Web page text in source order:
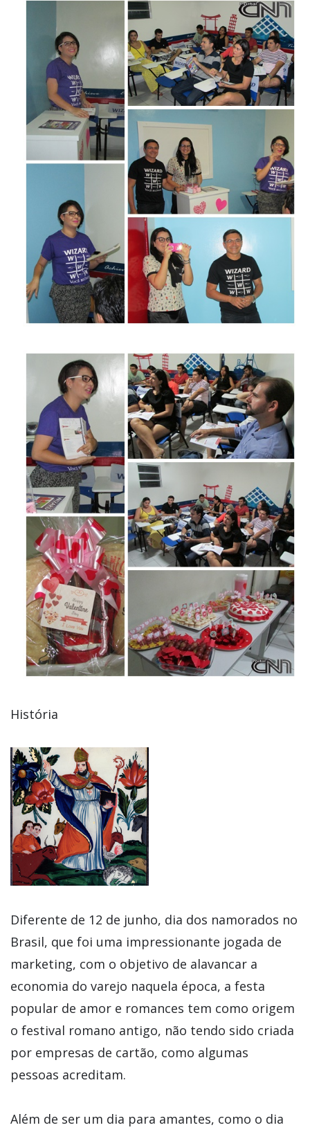
História
Diferente de 12 de junho, dia dos namorados no
Brasil, que foi uma impressionante jogada de
marketing, com o objetivo de alavancar a
economia do varejo naquela época, a festa
popular de amor e romances tem como origem
o festival romano antigo, não tendo sido criada
por empresas de cartão, como algumas
pessoas acreditam.
Além de ser um dia para amantes, como o dia